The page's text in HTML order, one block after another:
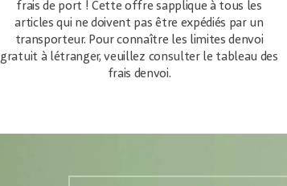
frais de port ! Cette offre sapplique à tous les
articles qui ne doivent pas être expédiés par un
transporteur. Pour connaître les limites denvoi
gratuit à létranger, veuillez consulter le tableau des
frais denvoi.